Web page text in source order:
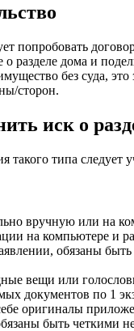
попробовать
разделе дома и
без суда,
сторон.
иск о
такого типа
вручную или на
на компьютере и
обязаны быть
вещи или
документов по 1
оригиналы
быть четкими